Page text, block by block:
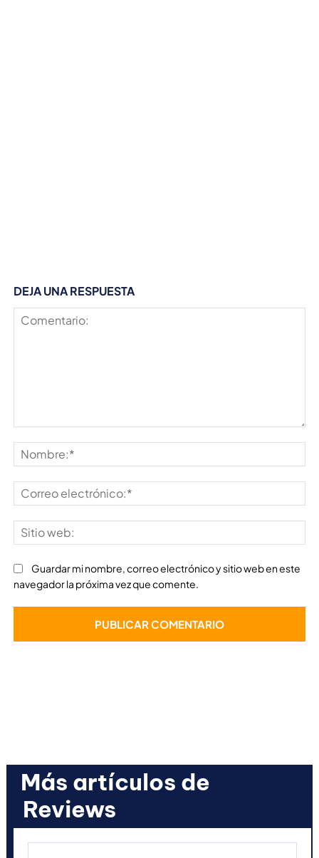
DEJA UNA RESPUESTA
Guardar mi nombre, correo electrónico y sitio web en este
navegador la próxima vez que comente.
Más artículos de
Reviews